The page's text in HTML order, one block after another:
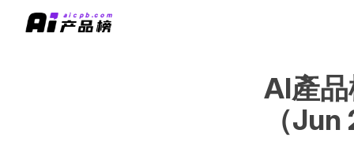
AI產
（Jun